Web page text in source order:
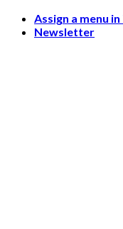
Skip
Assign a menu
Newsletter